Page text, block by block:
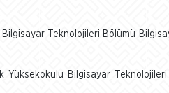
Teknolojileri Bölümü
Bilgisayar Teknolojileri